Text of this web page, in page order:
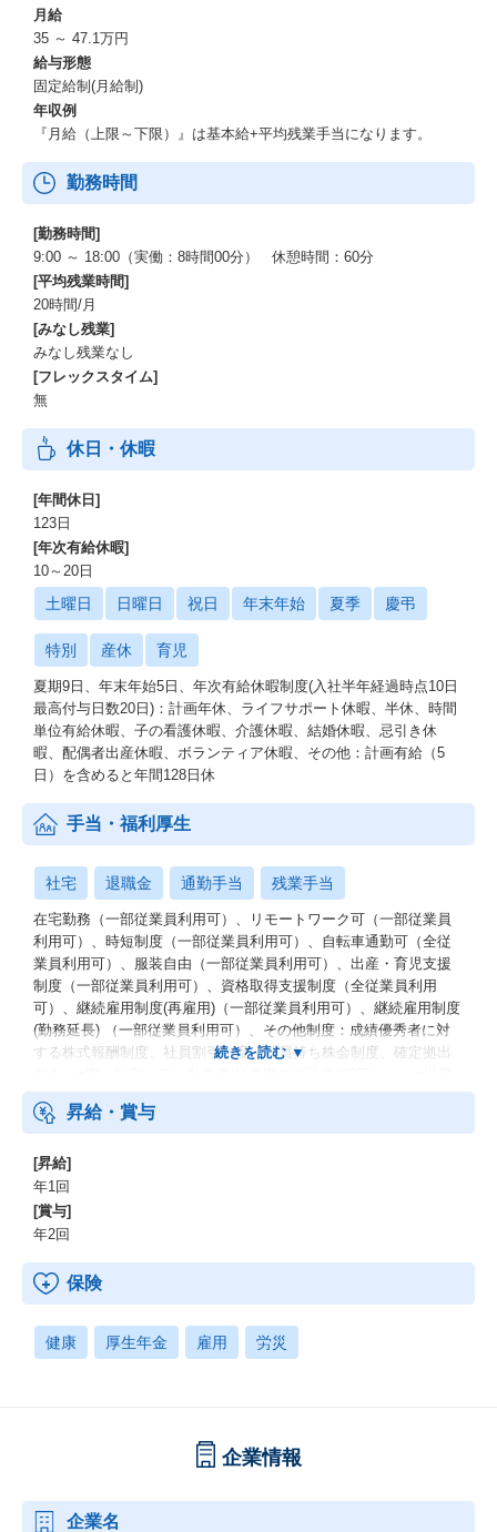
月給
35 ～ 47.1万円
給与形態
固定給制(月給制)
年収例
『月給（上限～下限）』は基本給+平均残業手当になります。
勤務時間
[勤務時間]
9:00 ～ 18:00（実働：8時間00分） 休憩時間：60分
[平均残業時間]
20時間/月
[みなし残業]
みなし残業なし
[フレックスタイム]
無
休日・休暇
[年間休日]
123日
[年次有給休暇]
10～20日
土曜日 日曜日 祝日 年末年始 夏季 慶弔
特別 産休 育児
夏期9日、年末年始5日、年次有給休暇制度(入社半年経過時点10日
最高付与日数20日)：計画年休、ライフサポート休暇、半休、時間
単位有給休暇、子の看護休暇、介護休暇、結婚休暇、忌引き休
暇、配偶者出産休暇、ボランティア休暇、その他：計画有給（5
日）を含めると年間128日休
手当・福利厚生
社宅 退職金 通勤手当 残業手当
在宅勤務（一部従業員利用可）、リモートワーク可（一部従業員
利用可）、時短制度（一部従業員利用可）、自転車通勤可（全従
業員利用可）、服装自由（一部従業員利用可）、出産・育児支援
制度（一部従業員利用可）、資格取得支援制度（全従業員利用
可）、継続雇用制度(再雇用)（一部従業員利用可）、継続雇用制度
(勤務延長) （一部従業員利用可）、その他制度：成績優秀者に対
する株式報酬制度、社員割引制度、社員持ち株会制度、確定拠出
金：有
昇給・賞与
[昇給]
年1回
[賞与]
年2回
保険
健康 厚生年金 雇用 労災
企業情報
企業名